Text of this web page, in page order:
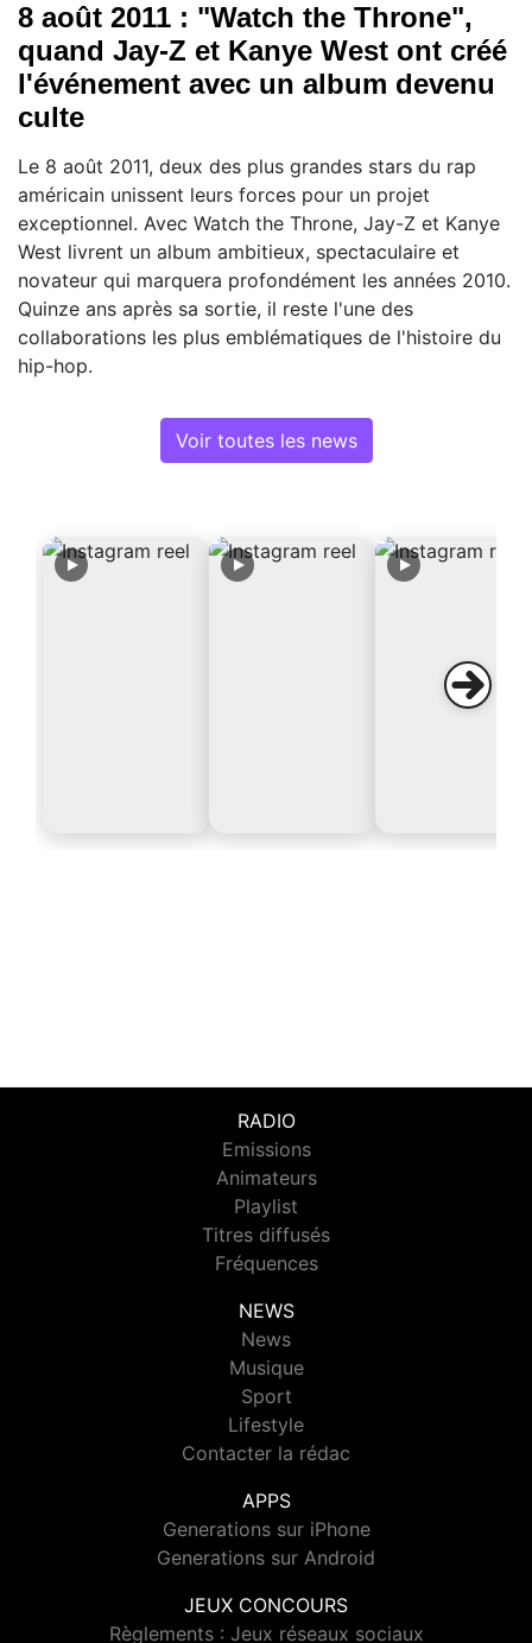
8 août 2011 : "Watch the Throne",
quand Jay-Z et Kanye West ont créé
l'événement avec un album devenu
culte
Le 8 août 2011, deux des plus grandes stars du rap
américain unissent leurs forces pour un projet
exceptionnel. Avec Watch the Throne, Jay-Z et Kanye
West livrent un album ambitieux, spectaculaire et
novateur qui marquera profondément les années 2010.
Quinze ans après sa sortie, il reste l'une des
collaborations les plus emblématiques de l'histoire du
hip-hop.
Voir toutes les news
RADIO
Emissions
Animateurs
Playlist
Titres diffusés
Fréquences
NEWS
News
Musique
Sport
Lifestyle
Contacter la rédac
APPS
Generations sur iPhone
Generations sur Android
JEUX CONCOURS
Règlements : Jeux réseaux sociaux